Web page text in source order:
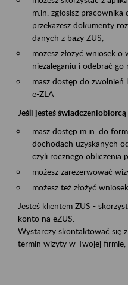
m.in. zgłosisz pracownika
przekażesz dokumenty
danych z bazy ZUS,
możesz złożyć wniosek
niezaleganiu i odebrać go
masz dostęp do
e-ZLA
Jeśli jesteś świadczeniobiorcą
masz dostęp m.in. do
dochodach uzyskanych
czyli rocznego obliczenia
możesz zarezerwować
możesz też złożyć
Jesteś klientem ZUS -
konto na eZUS.
Wystarczy skontaktować się
termin wizyty w Twojej firmie,